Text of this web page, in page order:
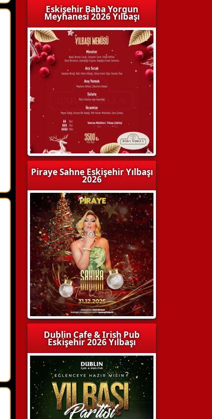
Eskişehir Baba Yorgun
Meyhanesi 2026 Yılbaşı
Piraye Sahne Eskişehir Yılbaşı
2026
Dublin Cafe & Irish Pub
Eskişehir 2026 Yılbaşı